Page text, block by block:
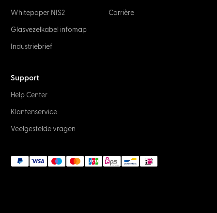
Whitepaper NIS2
Glasvezelkabel infomap
Industriebrief
Carrière
Support
Help Center
Klantenservice
Veelgestelde vragen